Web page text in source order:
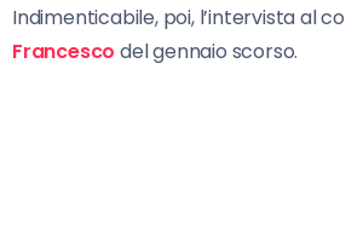
Indimenticabile, poi, l’intervista al
Francesco del gennaio scorso.